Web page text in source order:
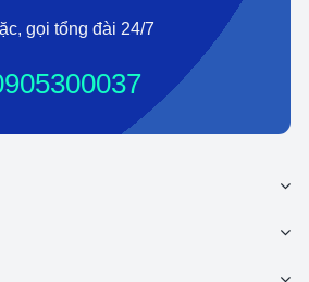
gọi tổng đài 24/7